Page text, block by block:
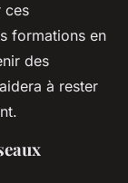
ces
formations en
des
à rester